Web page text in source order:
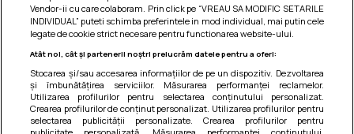
Un deliciu usor de preparat!
Vendor-ii cu care colaboram. Prin click pe “VREAU SA MODIFIC SETARILE
INDIVIDUAL” puteti schimba preferintele in mod individual, mai putin cele
legate de cookie strict necesare pentru functionarea website-ului.
Atât noi, cât și partenerii noștri prelucrăm datele pentru a oferi:
Stocarea și/sau accesarea informațiilor de pe un dispozitiv. Dezvoltarea
și îmbunătățirea serviciilor. Măsurarea performanței reclamelor.
Utilizarea profilurilor pentru selectarea conținutului personalizat.
Crearea profilurilor de conținut personalizat. Utilizarea profilurilor pentru
selectarea publicității personalizate. Crearea profilurilor pentru